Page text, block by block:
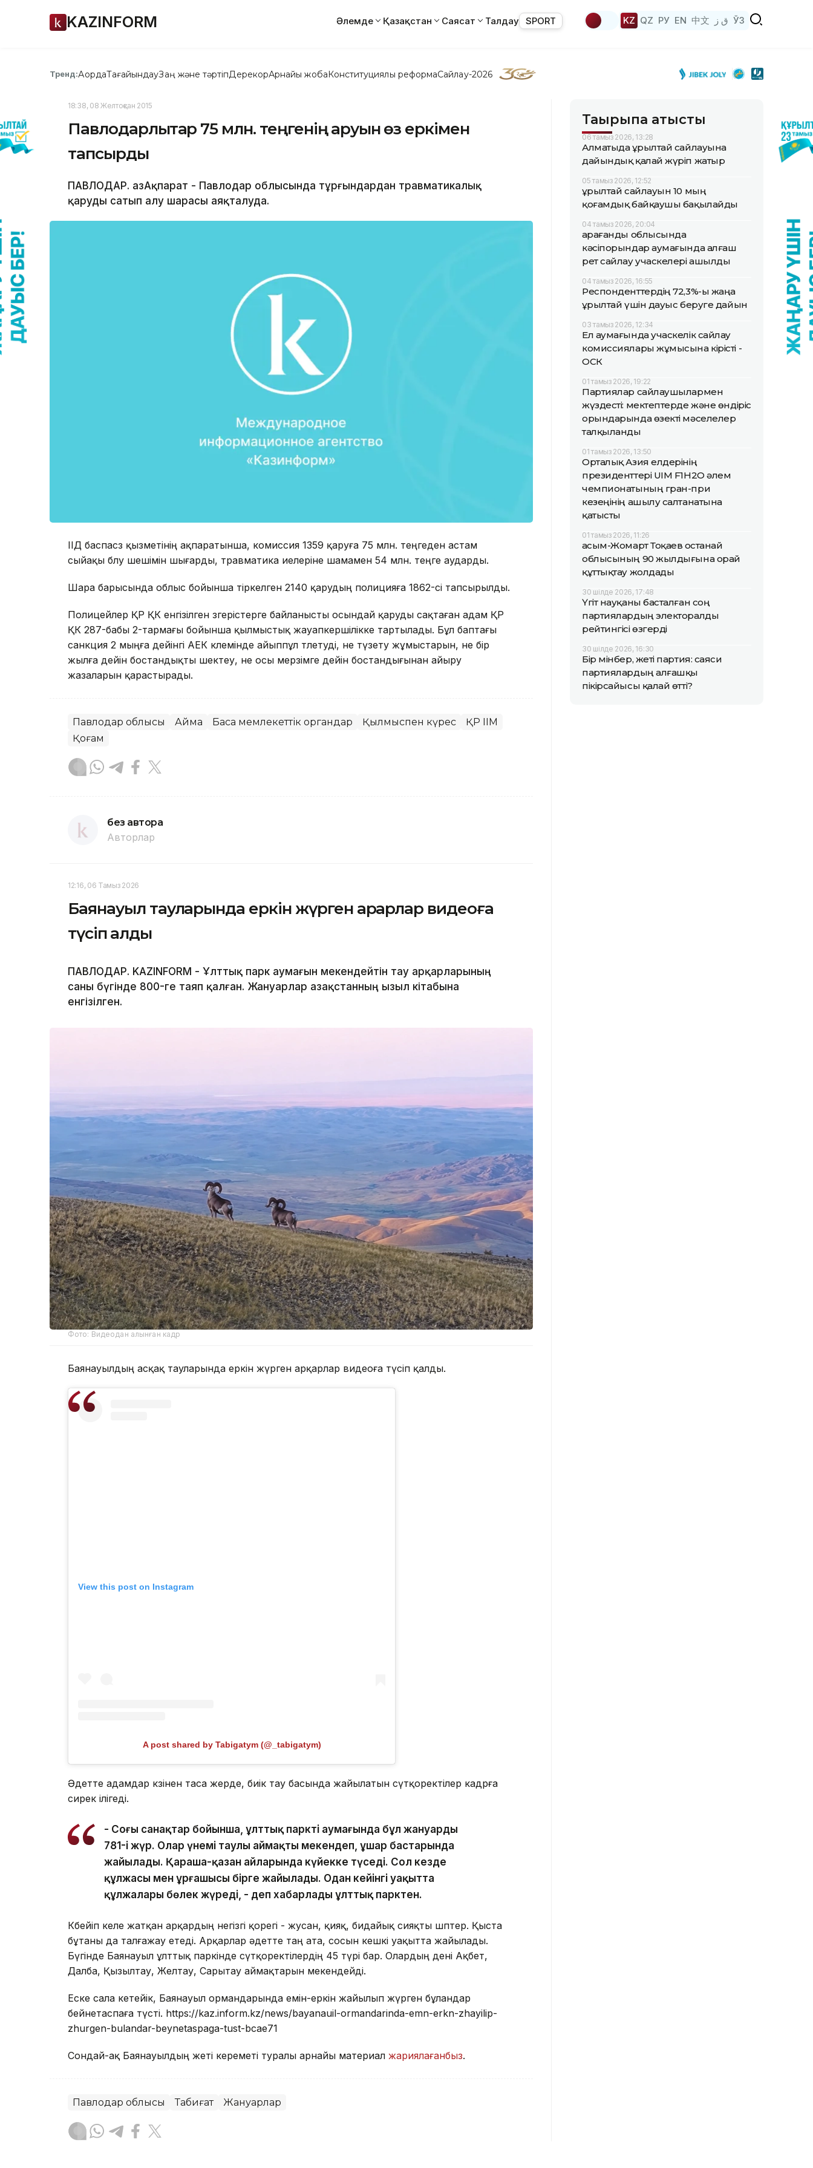
KAZINFORM Әлемде Қазақстан Саясат Талдау SPORT KZ QZ РУ EN 中文 ق ز ЎЗ
Тренд:АқордаТағайындауЗаң және тәртіпДерекқорАрнайы жобаКонституциялық реформаСайлау-2026
18:38, 08 Желтоқсан 2015
Павлодарлықтар 75 млн. теңгенің қаруын өз еркімен
тапсырды
ПАВЛОДАР. ҚазАқпарат - Павлодар облысында тұрғындардан травматикалық
қаруды сатып алу шарасы аяқталуда.
ІІД баспасөз қызметінің ақпаратынша, комиссия 1359 қаруға 75 млн. теңгеден астам
сыйақы бөлу шешімін шығарды, травматика иелеріне шамамен 54 млн. теңге аударды.
Шара барысында облыс бойынша тіркелген 2140 қарудың полицияға 1862-сі тапсырылды.
Полицейлер ҚР ҚК енгізілген өзгерістерге байланысты осындай қаруды сақтаған адам ҚР
ҚК 287-бабы 2-тармағы бойынша қылмыстық жауапкершілікке тартылады. Бұл баптағы
санкция 2 мыңға дейінгі АЕК көлемінде айыппұл төлетуді, не түзету жұмыстарын, не бір
жылға дейін бостандықты шектеу, не осы мерзімге дейін бостандығынан айыру
жазаларын қарастырады.
Павлодар облысы Аймақ Басқа мемлекеттік органдар Қылмыспен күрес
ҚР ІІМ
Қоғам
без автора
Авторлар
12:16, 06 Тамыз 2026
Баянауыл тауларында еркін жүрген арқарлар видеоға
түсіп қалды
ПАВЛОДАР. KAZINFORM - Ұлттық парк аумағын мекендейтін тау арқарларының
саны бүгінде 800-ге таяп қалған. Жануарлар Қазақстанның Қызыл кітабына
енгізілген.
Фото: Видеодан алынған кадр
Баянауылдың асқақ тауларында еркін жүрген арқарлар видеоға түсіп қалды.
View this post on Instagram
A post shared by Tabigatym (@_tabigatym)
Әдетте адамдар көзінен таса жерде, биік тау басында жайылатын сүтқоректілер кадрға
сирек ілігеді.
- Соңғы санақтар бойынша, ұлттық парктің аумағында бұл жануардың
781-і жүр. Олар үнемі таулы аймақты мекендеп, ұшар бастарында
жайылады. Қараша-қазан айларында күйекке түседі. Сол кезде
құлжасы мен ұрғашысы бірге жайылады. Одан кейінгі уақытта
құлжалары бөлек жүреді, - деп хабарлады ұлттық парктен.
Көбейіп келе жатқан арқардың негізгі қорегі - жусан, қияқ, бидайық сияқты шөптер. Қыста
бұтаны да талғажау етеді. Арқарлар әдетте таң ата, сосын кешкі уақытта жайылады.
Бүгінде Баянауыл ұлттық паркінде сүтқоректілердің 45 түрі бар. Олардың дені Ақбет,
Далба, Қызылтау, Желтау, Сарытау аймақтарын мекендейді.
Еске сала кетейік, Баянауыл ормандарында емін-еркін жайылып жүрген бұландар
бейнетаспаға түсті. https://kaz.inform.kz/news/bayanauil-ormandarinda-emn-erkn-zhayilip-
zhurgen-bulandar-beynetaspaga-tust-bcae71
Сондай-ақ Баянауылдың жеті кереметі туралы арнайы материал жариялағанбыз.
Павлодар облысы Табиғат Жануарлар
Тақырыпқа қатысты
06 тамыз 2026, 13:28
Алматыда Құрылтай сайлауына
дайындық қалай жүріп жатыр
05 тамыз 2026, 12:52
Құрылтай сайлауын 10 мың
қоғамдық байқаушы бақылайды
04 тамыз 2026, 20:04
Қарағанды облысында
кәсіпорындар аумағында алғаш
рет сайлау учаскелері ашылды
04 тамыз 2026, 16:55
Респонденттердің 72,3%-ы жаңа
Құрылтай үшін дауыс беруге дайын
03 тамыз 2026, 12:34
Ел аумағында учаскелік сайлау
комиссиялары жұмысына кірісті -
ОСК
01 тамыз 2026, 19:22
Партиялар сайлаушылармен
жүздесті: мектептерде және өндіріс
орындарында өзекті мәселелер
талқыланды
01 тамыз 2026, 13:50
Орталық Азия елдерінің
президенттері UIM F1H2O әлем
чемпионатының гран-при
кезеңінің ашылу салтанатына
қатысты
01 тамыз 2026, 11:26
Қасым-Жомарт Тоқаев Қостанай
облысының 90 жылдығына орай
құттықтау жолдады
30 шілде 2026, 17:48
Үгіт науқаны басталған соң
партиялардың электоралды
рейтингісі өзгерді
30 шілде 2026, 16:30
Бір мінбер, жеті партия: саяси
партиялардың алғашқы
пікірсайысы қалай өтті?